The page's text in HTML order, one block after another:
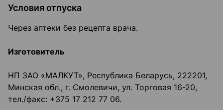
Условия отпуска
Через аптеки без рецепта врача.
Изготовитель
НП ЗАО «МАЛКУТ», Республика Беларусь, 222201,
Минская обл., г. Смолевичи, ул. Торговая 16-20,
тел./факс: +375 17 212 77 06.